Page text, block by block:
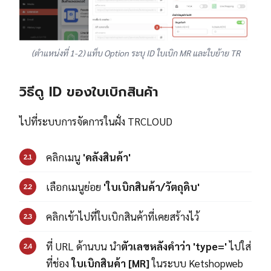
(ตำแหน่งที่ 1-2) แท็บ Option ระบุ ID ใบเบิก MR และใบย้าย TR
วิธีดู ID ของใบเบิกสินค้า
ไปที่ระบบการจัดการในฝั่ง TRCLOUD
2.1 คลิกเมนู 'คลังสินค้า'
2.2 เลือกเมนูย่อย 'ใบเบิกสินค้า/วัตถุดิบ'
2.3 คลิกเข้าไปที่ใบเบิกสินค้าที่เคยสร้างไว้
2.4 ที่ URL ด้านบน นำตัวเลขหลังคำว่า 'type='ไปใส่
ที่ช่องใบเบิกสินค้า [MR]ในระบบ Ketshopweb